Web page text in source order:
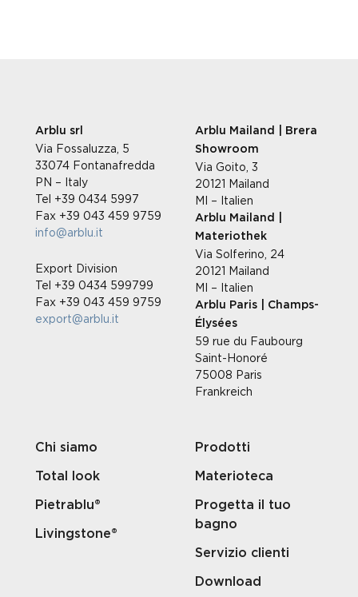
Arblu srl
Via Fossaluzza, 5
33074 Fontanafredda
PN – Italy
Tel +39 0434 5997
Fax +39 043 459 9759
info@arblu.it
Export Division
Tel +39 0434 599799
Fax +39 043 459 9759
export@arblu.it
Arblu Mailand | Brera
Showroom
Via Goito, 3
20121 Mailand
MI – Italien
Arblu Mailand |
Materiothek
Via Solferino, 24
20121 Mailand
MI – Italien
Arblu Paris | Champs-
Élysées
59 rue du Faubourg
Saint-Honoré
75008 Paris
Frankreich
Chi siamo
Total look
Pietrablu®
Livingstone®
Prodotti
Materioteca
Progetta il tuo
bagno
Servizio clienti
Download